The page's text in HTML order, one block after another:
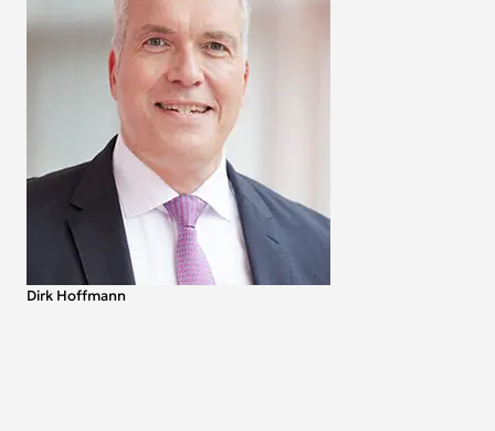
Dirk Hoffmann